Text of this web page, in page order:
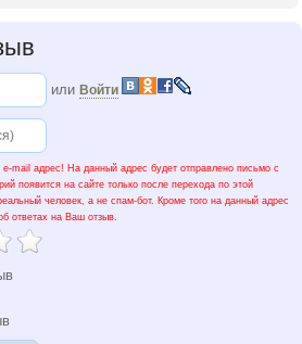
в конкурсе «Золотые Сети 2008»
или Войти
mail адрес! На данный адрес будет отправлено письмо с
появится на сайте только после перехода по этой
человек, а не спам-бот. Кроме того на данный адрес
ответах на Ваш отзыв.